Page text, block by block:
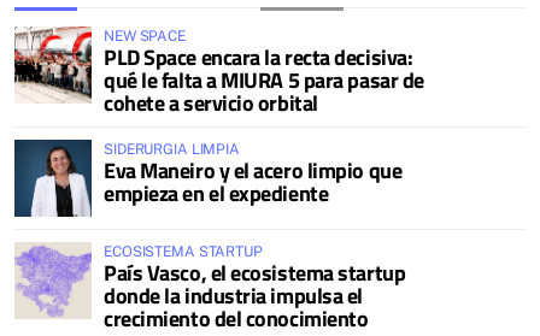
NEW SPACE
PLD Space encara la recta decisiva:
qué le falta a MIURA 5 para pasar de
cohete a servicio orbital
SIDERURGIA LIMPIA
Eva Maneiro y el acero limpio que
empieza en el expediente
ECOSISTEMA STARTUP
País Vasco, el ecosistema startup
donde la industria impulsa el
crecimiento del conocimiento